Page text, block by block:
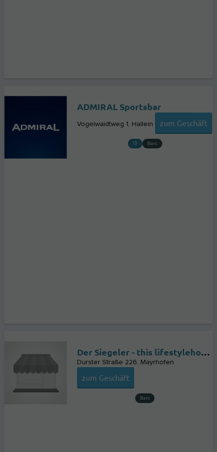
ADMIRAL Sportsbar
Vogelwaidtweg 1 Hallein zum Geschäft
Bars
Der Siegeler - this lifestylehotel rocks
Durster Straße 226 Mayrhofen
zum Geschäft
Bars